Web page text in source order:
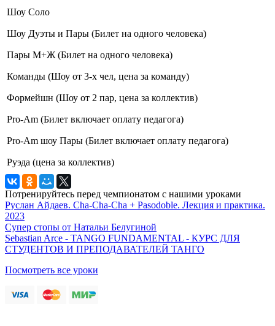
Шоу Соло
Шоу Дуэты и Пары (Билет на одного человека)
Пары М+Ж (Билет на одного человека)
Команды (Шоу от 3-х чел, цена за команду)
Формейшн (Шоу от 2 пар, цена за коллектив)
Pro-Am (Билет включает оплату педагога)
Pro-Am шоу Пары (Билет включает оплату педагога)
Руэда (цена за коллектив)
Потренируйтесь перед чемпионатом с нашими уроками
Руслан Айдаев. Cha-Cha-Cha + Pasodoble. Лекция и практика.
2023
Супер стопы от Натальи Белугиной
Sebastian Arce - TANGO FUNDAMENTAL - КУРС ДЛЯ
СТУДЕНТОВ И ПРЕПОДАВАТЕЛЕЙ ТАНГО
Посмотреть все уроки